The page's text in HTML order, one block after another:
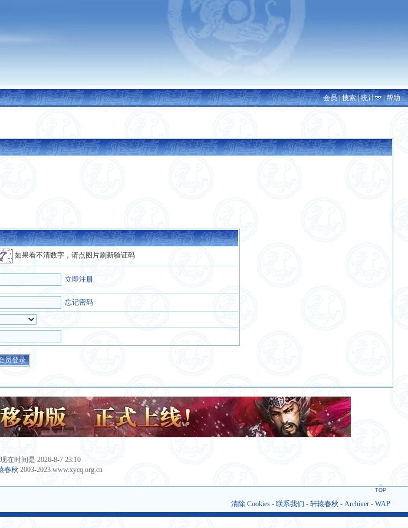
会员|搜索|统计 |帮助
如果看不清数字，请点图片刷新验证码
立即注册
忘记密码
在时间是 2026-8-7 23:10
春秋 2003-2023 www.xycq.org.cn
TOP
清除 Cookies - 联系我们 - 轩辕春秋 - Archiver - WAP